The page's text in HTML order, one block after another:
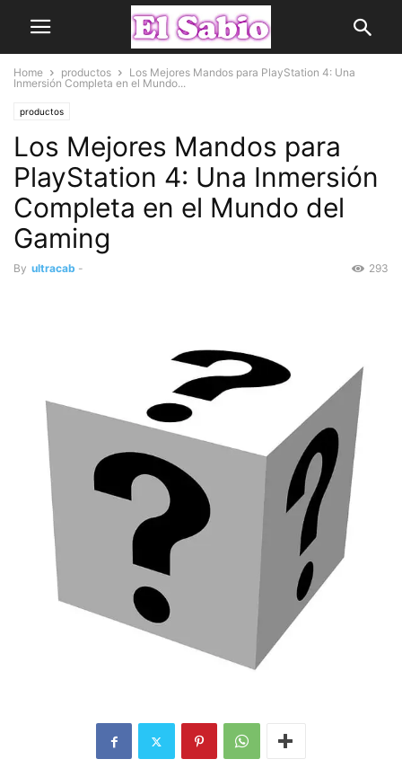
Home productos
Los Mejores Mandos para PlayStation 4: Una
Inmersión Completa en el Mundo...
productos
Los Mejores Mandos para
PlayStation 4: Una Inmersión
Completa en el Mundo del
Gaming
By ultracab - 293